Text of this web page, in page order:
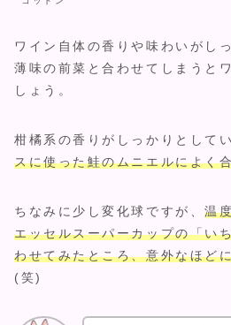
ワイン自体の香りや味わいがし
薄味の前菜と合わせてしまうと
しょう。
柑橘系の香りがしっかりとして
スに使った鮭のムニエルによく
ちなみに少し変化球ですが、温
エッセルスーパーカップの「い
わせてみたところ、意外なほど
(笑)